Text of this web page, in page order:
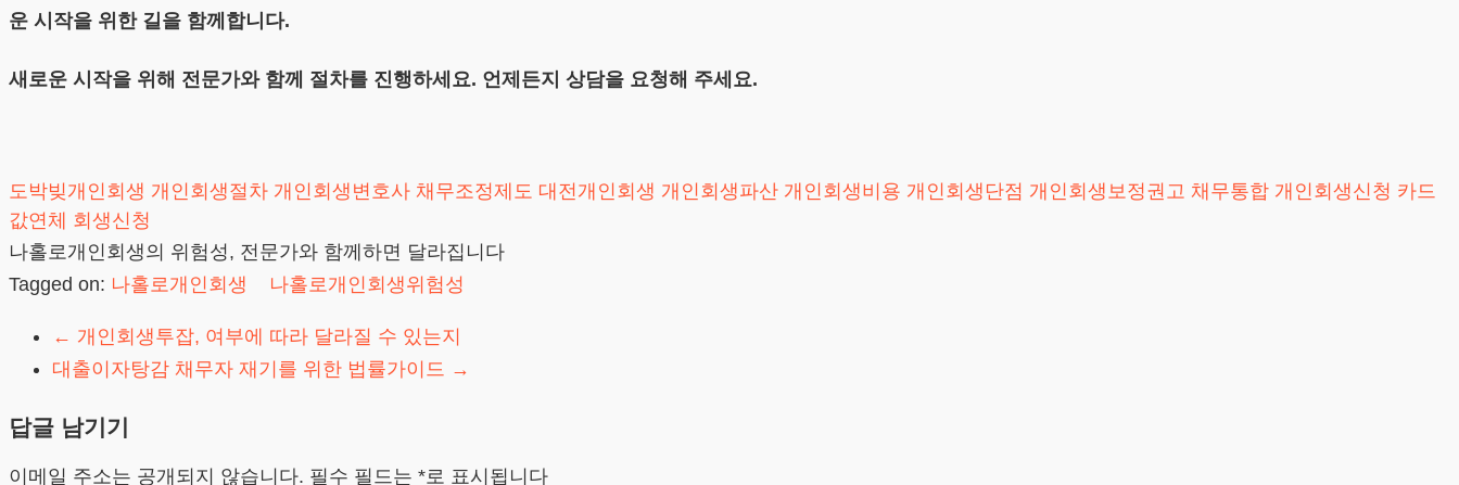
운 시작을 위한 길을 함께합니다.
새로운 시작을 위해 전문가와 함께 절차를 진행하세요. 언제든지 상담을 요청해 주세요.
도박빚개인회생 개인회생절차 개인회생변호사 채무조정제도 대전개인회생 개인회생파산 개인회생비용 개인회생단점 개인회생보정권고 채무통합 개인회생신청 카드
값연체 회생신청
나홀로개인회생의 위험성, 전문가와 함께하면 달라집니다
Tagged on: 나홀로개인회생 나홀로개인회생위험성
← 개인회생투잡, 여부에 따라 달라질 수 있는지
대출이자탕감 채무자 재기를 위한 법률가이드 →
답글 남기기
이메일 주소는 공개되지 않습니다. 필수 필드는 *로 표시됩니다